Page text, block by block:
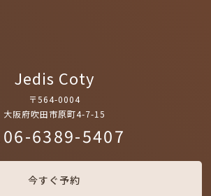
Jedis Coty
〒564-0004
大阪府吹田市原町4-7-15
06-6389-5407
今すぐ予約